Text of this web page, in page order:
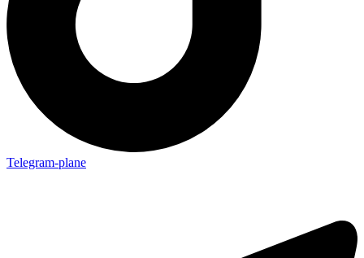
Telegram-plane